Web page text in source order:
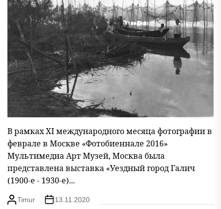
В рамках XI международного месяца фотографии в
феврале в Москве «Фотобиеннале 2016»
Мультимедиа Арт Музей, Москва была
представлена выставка «Уездный город Галич
(1900-е - 1930-е)...
Timur 13.11.2020